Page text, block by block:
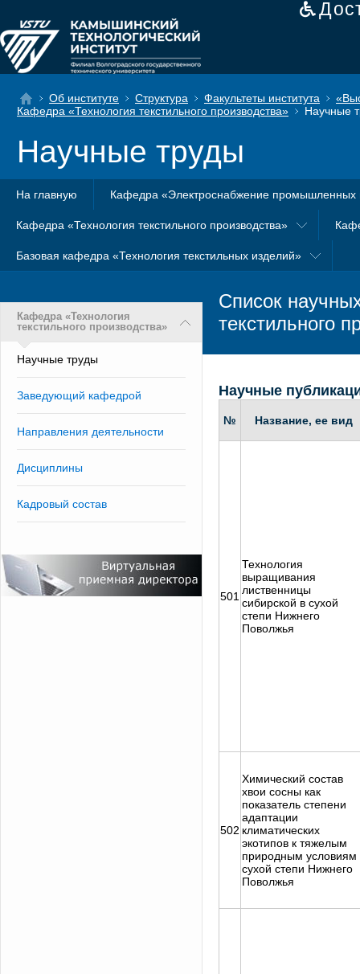
Об институте Структура Факультеты института
Кафедра «Технология текстильного производства»
Научные
Научные труды
На главную Кафедра «Электроснабжение промышленных
Кафедра «Технология текстильного производства»
Базовая кафедра «Технология текстильных изделий»
Кафедра «Технология
текстильного производства»
Научные труды
Заведующий кафедрой
Направления деятельности
Дисциплины
Кадровый состав
Список
текстильного
Научные
№ Название, ее вид
501
Технология
выращивания
лиственницы
сибирской в сухой
степи Нижнего
Поволжья
502
Химический состав
хвои сосны как
показатель степени
адаптации
климатических
экотипов к тяжелым
природным условиям
сухой степи Нижнего
Поволжья